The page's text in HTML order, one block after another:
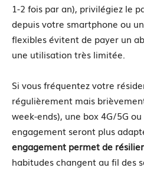
1-2 fois par an), privilégiez le
depuis votre smartphone ou
flexibles évitent de payer un
une utilisation très limitée.
Si vous fréquentez votre
régulièrement mais
week-ends), une box 4G/5G
engagement seront plus
engagement permet de
habitudes changent au fil des